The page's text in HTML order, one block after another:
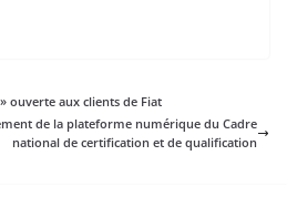
ouverte aux clients de Fiat
de la plateforme numérique du Cadre
national de certification et de qualification